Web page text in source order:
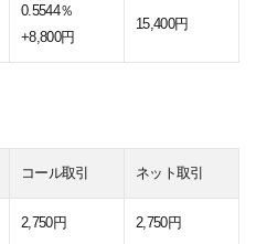
0.5544％
+8,800円
15,400円
コール取引 ネット取引
2,750円 2,750円